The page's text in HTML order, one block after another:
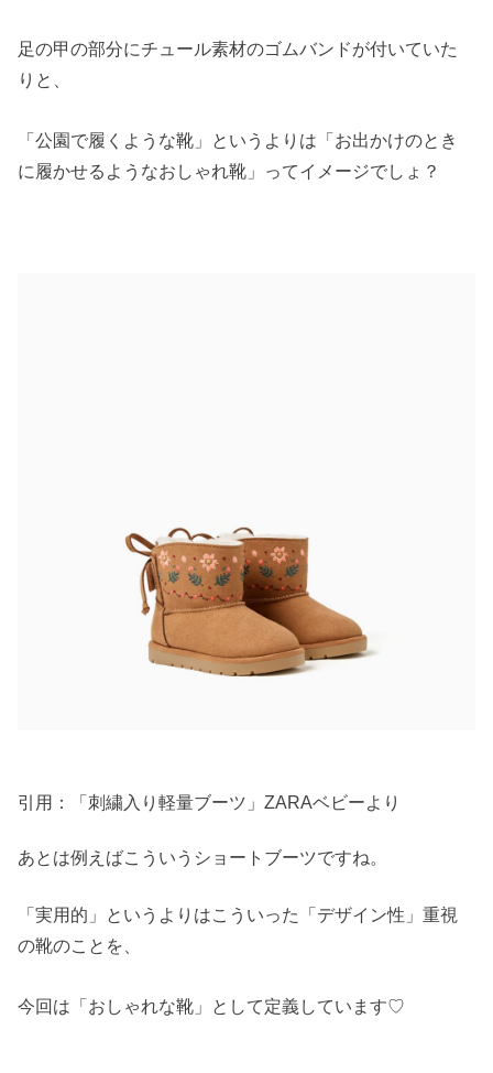
足の甲の部分にチュール素材のゴムバンドが付いていた
りと、
「公園で履くような靴」というよりは「お出かけのとき
に履かせるようなおしゃれ靴」ってイメージでしょ？
引用：「刺繍入り軽量ブーツ」ZARAベビーより
あとは例えばこういうショートブーツですね。
「実用的」というよりはこういった「デザイン性」重視
の靴のことを、
今回は「おしゃれな靴」として定義しています♡